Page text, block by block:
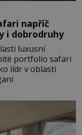
napříč
i dobrodruhy
luxusní
portfolio safari
lídr v oblasti